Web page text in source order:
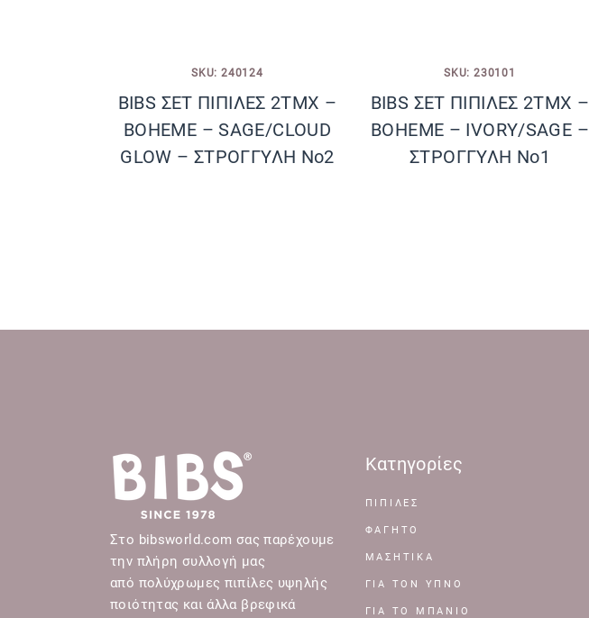
SKU: 240124
BIBS ΣΕΤ ΠΙΠΙΛΕΣ 2ΤΜΧ –
BOHEME – SAGE/CLOUD
GLOW – ΣΤΡΟΓΓΥΛΗ No2
SKU: 230101
BIBS ΣΕΤ ΠΙΠΙΛΕΣ 2ΤΜΧ –
BOHEME – IVORY/SAGE –
ΣΤΡΟΓΓΥΛΗ No1
Στο bibsworld.com σας παρέχουμε
την πλήρη συλλογή μας
από πολύχρωμες πιπίλες υψηλής
ποιότητας και άλλα βρεφικά
Κατηγορίες
ΠΙΠΙΛΕΣ
ΦΑΓΗΤΟ
ΜΑΣΗΤΙΚΑ
ΓΙΑ ΤΟΝ ΥΠΝΟ
ΓΙΑ ΤΟ ΜΠΑΝΙΟ